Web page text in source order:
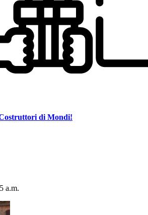
di Mondi!
a.m.